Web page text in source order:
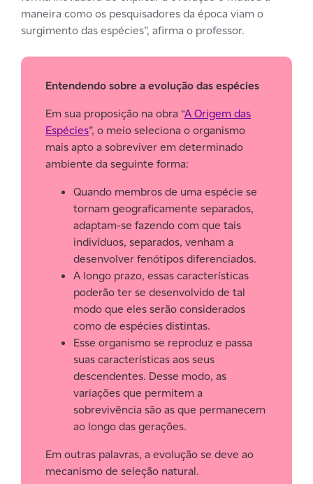
maneira como os pesquisadores da época viam o
surgimento das espécies”, afirma o professor.
Entendendo sobre a evolução das espécies
Em sua proposição na obra “A Origem das
Espécies”, o meio seleciona o organismo
mais apto a sobreviver em determinado
ambiente da seguinte forma:
Quando membros de uma espécie se
tornam geograficamente separados,
adaptam-se fazendo com que tais
indivíduos, separados, venham a
desenvolver fenótipos diferenciados.
A longo prazo, essas características
poderão ter se desenvolvido de tal
modo que eles serão considerados
como de espécies distintas.
Esse organismo se reproduz e passa
suas características aos seus
descendentes. Desse modo, as
variações que permitem a
sobrevivência são as que permanecem
ao longo das gerações.
Em outras palavras, a evolução se deve ao
mecanismo de seleção natural.